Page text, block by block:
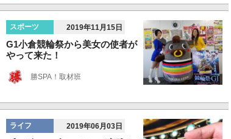
スポーツ 2019年11月15日
G1小倉競輪祭から美女の使者が
やって来た！
勝SPA！取材班
ライフ 2019年06月03日